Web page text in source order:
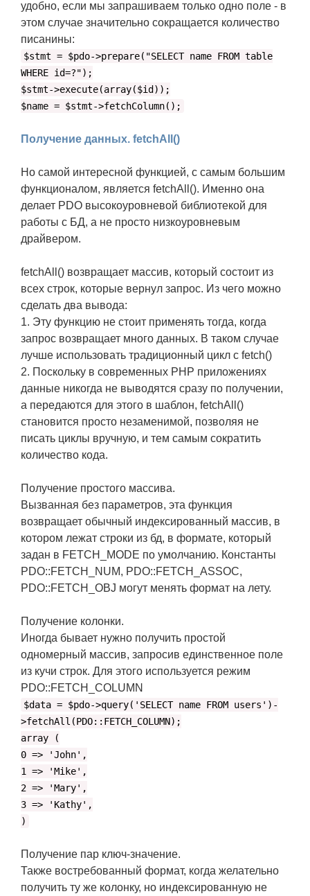
удобно, если мы запрашиваем только одно поле - в
этом случае значительно сокращается количество
писанины:
$stmt = $pdo->prepare("SELECT name FROM table
WHERE id=?");
$stmt->execute(array($id));
$name = $stmt->fetchColumn();
Получение данных. fetchAll()
Но самой интересной функцией, с самым большим
функционалом, является fetchAll(). Именно она
делает PDO высокоуровневой библиотекой для
работы с БД, а не просто низкоуровневым
драйвером.
fetchAll() возвращает массив, который состоит из
всех строк, которые вернул запрос. Из чего можно
сделать два вывода:
1. Эту функцию не стоит применять тогда, когда
запрос возвращает много данных. В таком случае
лучше использовать традиционный цикл с fetch()
2. Поскольку в современных РНР приложениях
данные никогда не выводятся сразу по получении,
а передаются для этого в шаблон, fetchAll()
становится просто незаменимой, позволяя не
писать циклы вручную, и тем самым сократить
количество кода.
Получение простого массива.
Вызванная без параметров, эта функция
возвращает обычный индексированный массив, в
котором лежат строки из бд, в формате, который
задан в FETCH_MODE по умолчанию. Константы
PDO::FETCH_NUM, PDO::FETCH_ASSOC,
PDO::FETCH_OBJ могут менять формат на лету.
Получение колонки.
Иногда бывает нужно получить простой
одномерный массив, запросив единственное поле
из кучи строк. Для этого используется режим
PDO::FETCH_COLUMN
$data = $pdo->query('SELECT name FROM users')-
>fetchAll(PDO::FETCH_COLUMN);
array (
0 => 'John',
1 => 'Mike',
2 => 'Mary',
3 => 'Kathy',
)
Получение пар ключ-значение.
Также востребованный формат, когда желательно
получить ту же колонку, но индексированную не